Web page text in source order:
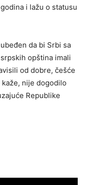
i lažu o statusu
da bi Srbi sa
opština imali
od dobre, češće
nije dogodilo
Republike